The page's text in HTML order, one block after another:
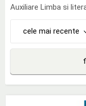
Auxiliare Limba si
cele mai recente